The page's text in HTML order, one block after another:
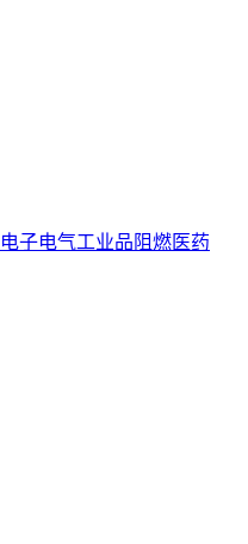
电子电气工业品 阻燃医药